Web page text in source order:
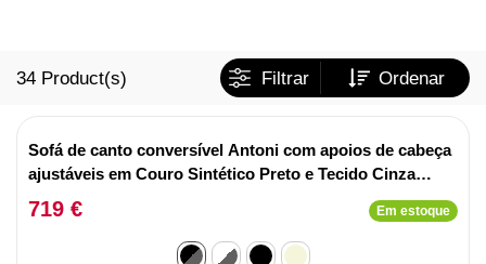
34 Product(s) Filtrar Ordenar
Sofá de canto conversível Antoni com apoios de cabeça
ajustáveis em Couro Sintético Preto e Tecido Cinza
Escuro
719 € Em estoque